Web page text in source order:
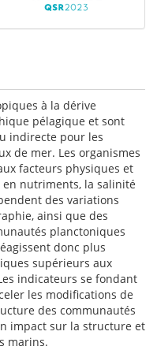
à la dérive
pélagique et sont
indirecte pour les
de mer. Les organismes
facteurs physiques et
nutriments, la salinité
des variations
ainsi que des
planctoniques
donc plus
supérieurs aux
indicateurs se fondant
les modifications de
des communautés
impact sur la structure et
marins.